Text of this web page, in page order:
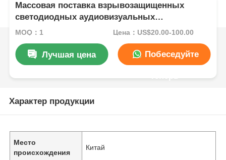
Массовая поставка взрывозащищенных
светодиодных аудиовизуальных
сигнализаторов для промышленных
MOQ：1 Цена：US$20.00-100.00
Лучшая цена Побеседуйте
Характер продукции
Место
происхождения
Китай